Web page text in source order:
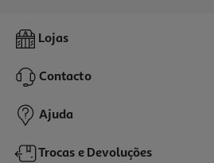
Auriculares Qilive Preto Q.1335 136838
3,99 €
Lojas
Contacto
Ajuda
Trocas e Devoluções